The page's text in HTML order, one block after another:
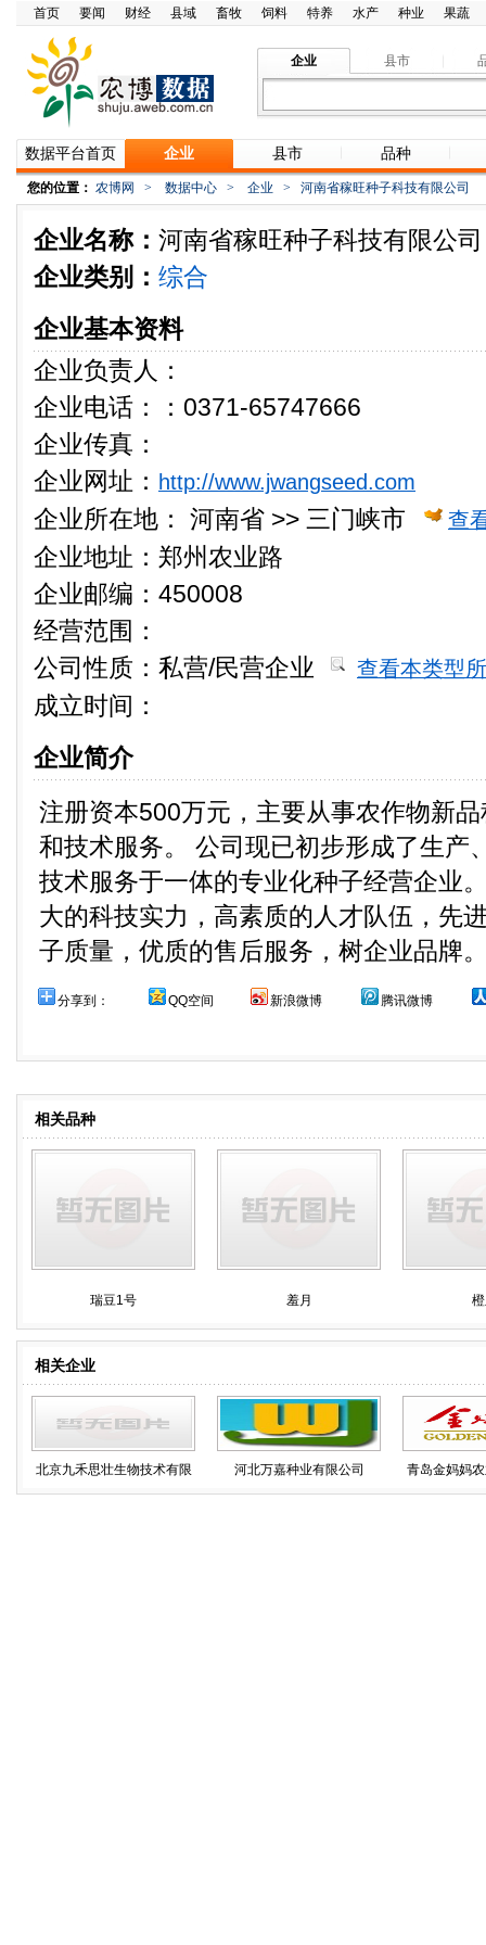
首页 要闻 财经 县域 畜牧 饲料 特养 水产 种业 果蔬
企业 县市
数据平台首页 企业 县市 品种
您的位置： 农博网 > 数据中心 > 企业 > 河南省稼旺种子科技有限公司
企业名称： 河南省稼旺种子科技有限公司
企业类别： 综合
企业基本资料
企业负责人：
企业电话：：0371-65747666
企业传真：
企业网址： http://www.jwangseed.com
企业所在地： 河南省 >> 三门峡市 查
企业地址：郑州农业路
企业邮编：450008
经营范围：
公司性质： 私营/民营企业 查看本类型
成立时间：
企业简介
注册资本500万元，主要从事农作物新
和技术服务。 公司现已初步形成了生产
技术服务于一体的专业化种子经营企业
大的科技实力，高素质的人才队伍，先
子质量，优质的售后服务，树企业品牌
分享到： QQ空间 新浪微博 腾讯微博
相关品种
瑞豆1号 羞月
相关企业
北京九禾思壮生物技术有限 河北万嘉种业有限公司 青岛金妈妈